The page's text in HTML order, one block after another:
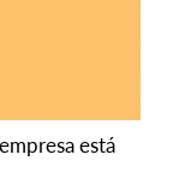
está